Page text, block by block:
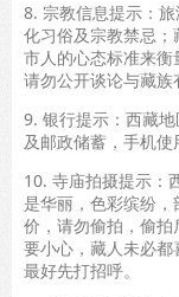
8. 宗教信息提示：
化习俗及宗教禁忌
市人的心态标准来衡
请勿公开谈论与藏族
9. 银行提示：西藏
及邮政储蓄，手机使
10. 寺庙拍摄提示：
是华丽，色彩缤纷
价，请勿偷拍，偷
要小心，藏人未必
最好先打招呼。